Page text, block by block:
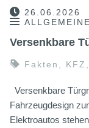
26.06.2026
Versenkbare
Fakten KFZ
Versenkbare
Fahrzeugdesign
Elektroautos